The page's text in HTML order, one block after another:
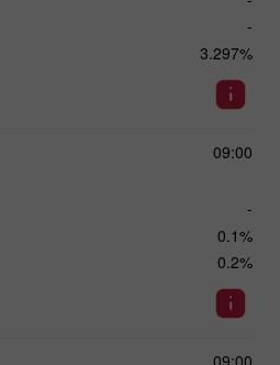
-
3.297%
09:00
-
0.1%
0.2%